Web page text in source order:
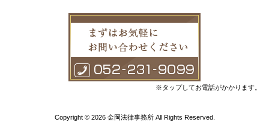
2025年8月(9)
2025年7月(10)
2025年6月(10)
2025年5月(10)
2025年4月(10)
2025年1月(8)
※タップしてお電話がかかります。
Copyright © 2026 金岡法律事務所 All Rights Reserved.